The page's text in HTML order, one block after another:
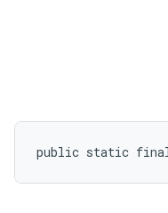
public static final